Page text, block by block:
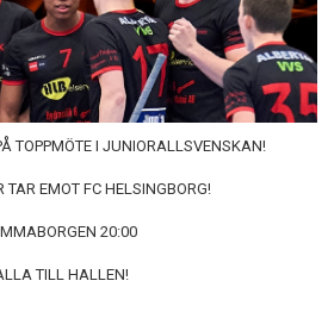
TOPPMÖTE I JUNIORALLSVENSKAN!
TAR EMOT FC HELSINGBORG!
20:00
TILL HALLEN!